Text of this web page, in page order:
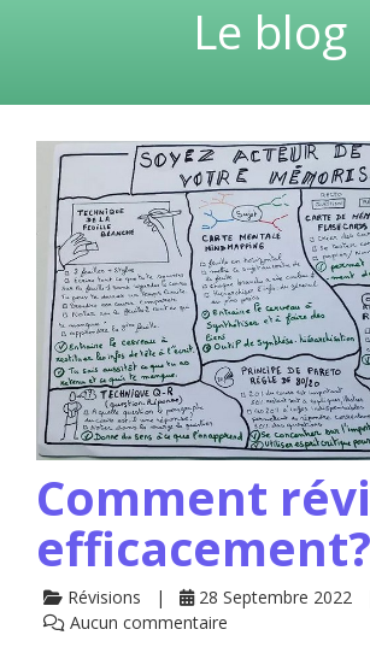
Le blog
Comment
efficacement?
Révisions
28 Septembre 2022
Aucun commentaire